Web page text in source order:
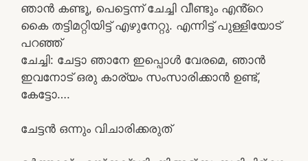
ഞാൻ കണ്ടൂ, പെട്ടെന്ന് ചേച്ചി വീണ്ടും എൻ്റെ
കൈ തട്ടിമറ്റിയിട്ട് എഴുനേറ്റു. എന്നിട്ട് പുള്ളിയോട്
പറഞ്ഞ്
ചേച്ചി: ചേട്ടാ ഞാനേ ഇപ്പൊൾ വേരമെ, ഞാൻ
ഇവനോട് ഒരു കാര്യം സംസാരിക്കാൻ ഉണ്ട്,
കേട്ടോ….
ചേട്ടൻ ഒന്നും വിചാരിക്കരുത്